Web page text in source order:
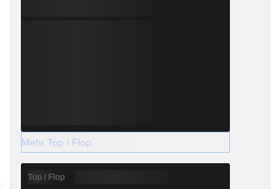
Mehr Top / Flop
Top / Flop